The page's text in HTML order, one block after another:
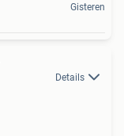
Gisteren
Details